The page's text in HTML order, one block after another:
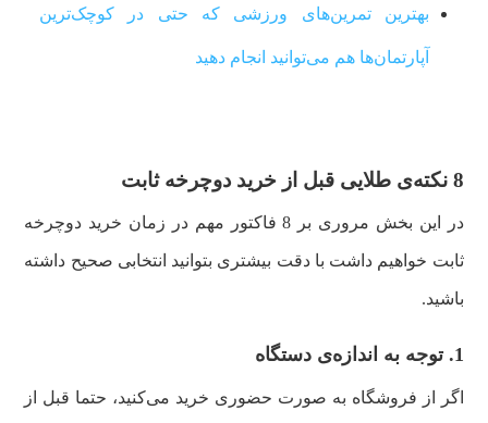
بهترین تمرین‌های ورزشی که حتی در کوچک‌ترین
آپارتمان‌ها هم می‌توانید انجام دهید
8 نکته‌ی طلایی قبل از خرید دوچرخه ثابت
در این بخش مروری بر 8 فاکتور مهم در زمان خرید دوچرخه
ثابت خواهیم داشت با دقت بیشتری بتوانید انتخابی صحیح داشته
باشید.
1. توجه به اندازه‌ی دستگاه
اگر از فروشگاه به صورت حضوری خرید می‌کنید، حتما قبل از